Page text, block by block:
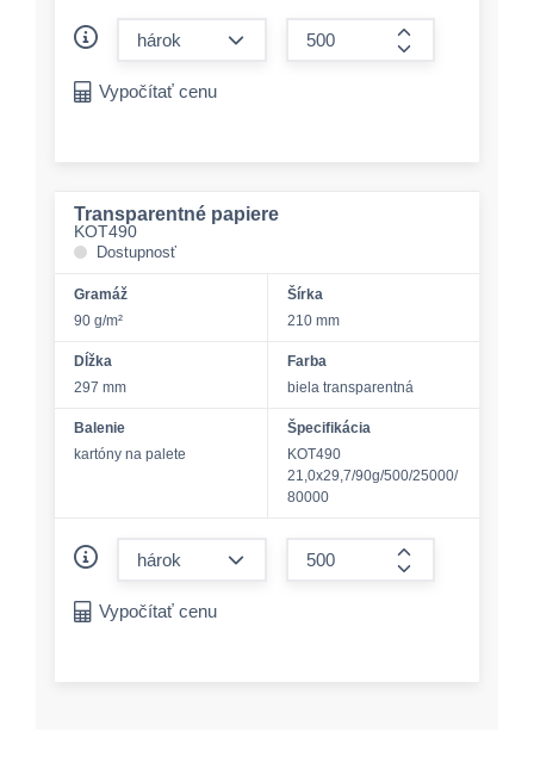
form.increase-
Vypočítať cenu
Transparentné papiere
KOT490
Dostupnosť
Gramáž
90 g/m²
Šírka
210 mm
Dĺžka
297 mm
Farba
biela transparentná
Balenie
kartóny na palete
Špecifikácia
KOT490
21,0x29,7/90g/500/25000/
80000
form.increase-
Vypočítať cenu